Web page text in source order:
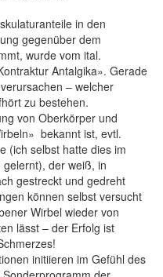
in den
gegenüber dem
wurde vom ital.
Antalgika». Gerade
– welcher
zu bestehen.
von Oberkörper und
bekannt ist, evtl.
(ich selbst hatte dies im
der weiß, in
gestreckt und gedreht
können selbst versucht
Wirbel wieder von
lässt – der Erfolg ist
initiieren im Gefühl des